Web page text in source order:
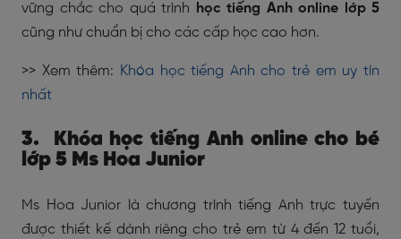
vững chắc cho quá trình
học tiếng Anh online lớp 5
cũng như chuẩn bị cho các cấp học cao hơn.
>> Xem thêm: Khóa học tiếng Anh cho trẻ em uy tín
nhất
3. Khóa học tiếng Anh online cho bé
lớp 5 Ms Hoa Junior
Ms Hoa Junior là chương trình tiếng Anh trực tuyến
được thiết kế dành riêng cho trẻ em từ 4 đến 12 tuổi,